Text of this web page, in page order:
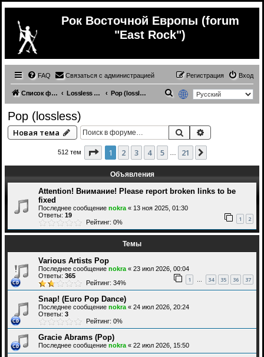
Рок Восточной Европы (forum
"East Rock")
FAQ Связаться с администрацией Вход
Регистрация
Список форумов Lossless (Music from other countries) Pop (lossless)
с
Pop (lossless)
Новая тема Поиск
512 тем Страница из 21
1 2 3 4 5 21
Объявления
Attention! Внимание! Please report broken links to be
fixed
Последнее сообщение nokra « 13 ноя 2025, 01:30
Ответы: 19 1 2
Рейтинг: 0%
Темы
Various Artists Pop
Последнее сообщение nokra « 23 июл 2026, 00:04
Ответы: 365 1 … 34 35 36 37
Рейтинг: 34%
Snap! (Euro Pop Dance)
Последнее сообщение nokra « 24 июл 2026, 20:24
Ответы: 3
Рейтинг: 0%
Gracie Abrams (Pop)
Последнее сообщение nokra « 22 июл 2026, 15:50